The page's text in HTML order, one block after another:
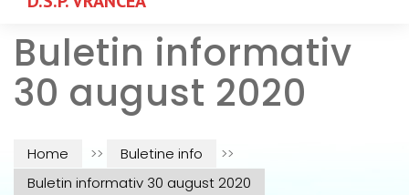
Buletin informativ
30 august 2020
Home >> Buletine info
>>
Buletin informativ 30 august 2020